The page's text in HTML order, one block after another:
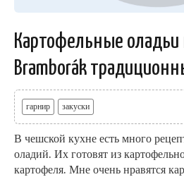
Картофельные
Bramborák
гарнир закуски
В чешской кухне есть много
оладий. Их готовят из
картофеля. Мне очень нравятся